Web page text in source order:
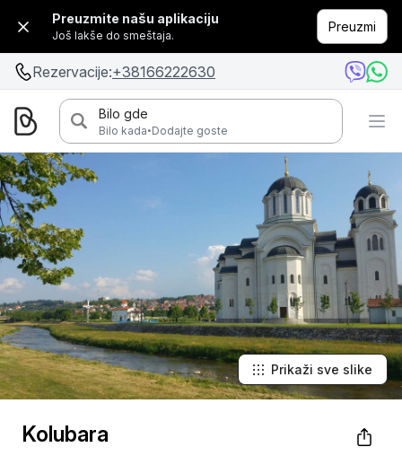
Preuzmite našu aplikaciju
Još lakše do smeštaja.
Preuzmi
Rezervacije:+38166222630
Bilo gde
Bilo kada·Dodajte goste
Prikaži sve slike
Kolubara